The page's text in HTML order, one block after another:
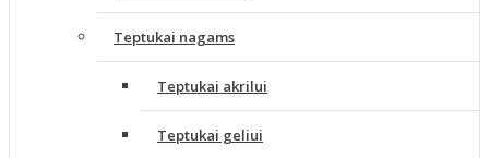
Teptukai nagams
Teptukai akrilui
Teptukai geliui